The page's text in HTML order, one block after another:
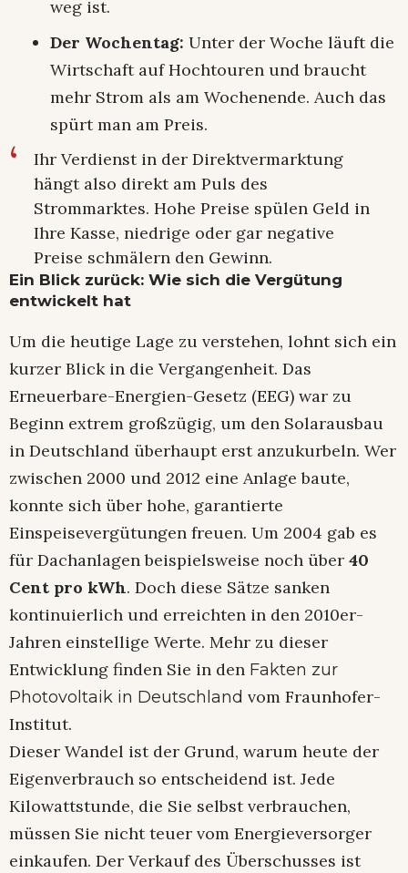
weg ist.
Der Wochentag: Unter der Woche läuft die
Wirtschaft auf Hochtouren und braucht
mehr Strom als am Wochenende. Auch das
spürt man am Preis.
Ihr Verdienst in der Direktvermarktung
hängt also direkt am Puls des
Strommarktes. Hohe Preise spülen Geld in
Ihre Kasse, niedrige oder gar negative
Preise schmälern den Gewinn.
Ein Blick zurück: Wie sich die Vergütung
entwickelt hat
Um die heutige Lage zu verstehen, lohnt sich ein
kurzer Blick in die Vergangenheit. Das
Erneuerbare-Energien-Gesetz (EEG) war zu
Beginn extrem großzügig, um den Solarausbau
in Deutschland überhaupt erst anzukurbeln. Wer
zwischen 2000 und 2012 eine Anlage baute,
konnte sich über hohe, garantierte
Einspeisevergütungen freuen. Um 2004 gab es
für Dachanlagen beispielsweise noch über 40
Cent pro kWh. Doch diese Sätze sanken
kontinuierlich und erreichten in den 2010er-
Jahren einstellige Werte. Mehr zu dieser
Entwicklung finden Sie in den Fakten zur
Photovoltaik in Deutschland vom Fraunhofer-
Institut.
Dieser Wandel ist der Grund, warum heute der
Eigenverbrauch so entscheidend ist. Jede
Kilowattstunde, die Sie selbst verbrauchen,
müssen Sie nicht teuer vom Energieversorger
einkaufen. Der Verkauf des Überschusses ist